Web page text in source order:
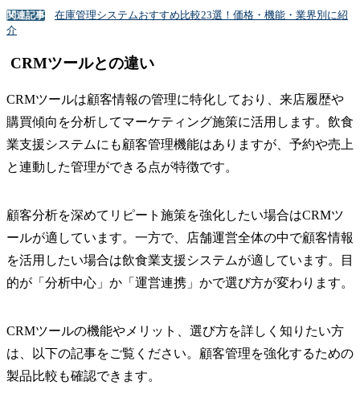
関連記事
在庫管理システムおすすめ比較23選！価格・機能・業界別に紹
介
CRMツールとの違い
CRMツールは顧客情報の管理に特化しており、来店履歴や
購買傾向を分析してマーケティング施策に活用します。飲食
業支援システムにも顧客管理機能はありますが、予約や売上
と連動した管理ができる点が特徴です。
顧客分析を深めてリピート施策を強化したい場合はCRMツ
ールが適しています。一方で、店舗運営全体の中で顧客情報
を活用したい場合は飲食業支援システムが適しています。目
的が「分析中心」か「運営連携」かで選び方が変わります。
CRMツールの機能やメリット、選び方を詳しく知りたい方
は、以下の記事をご覧ください。顧客管理を強化するための
製品比較も確認できます。